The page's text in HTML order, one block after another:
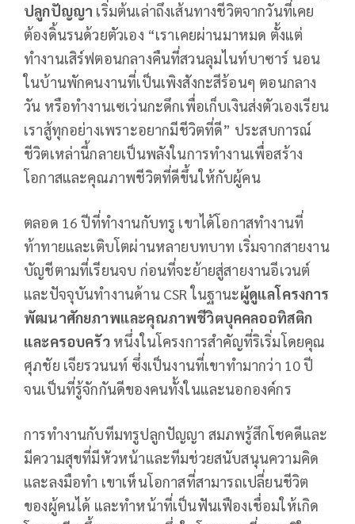
ปลูกปัญญา เริ่มต้นเล่าถึงเส้นทางชีวิตจากวันที่เคย
ต้องดิ้นรนด้วยตัวเอง “เราเคยผ่านมาหมด ตั้งแต่
ทำงานเสิร์ฟตอนกลางคืนที่สวนลุมไนท์บาซาร์ นอน
ในบ้านพักคนงานที่เป็นเพิงสังกะสีร้อนๆ ตอนกลาง
วัน หรือทำงานเซเว่นกะดึกเพื่อเก็บเงินส่งตัวเองเรียน
เราสู้ทุกอย่างเพราะอยากมีชีวิตที่ดี” ประสบการณ์
ชีวิตเหล่านี้กลายเป็นพลังในการทำงานเพื่อสร้าง
โอกาสและคุณภาพชีวิตที่ดีขึ้นให้กับผู้คน
ตลอด 16 ปีที่ทำงานกับทรู เขาได้โอกาสทำงานที่
ท้าทายและเติบโตผ่านหลายบทบาท เริ่มจากสายงาน
บัญชีตามที่เรียนจบ ก่อนที่จะย้ายสู่สายงานอีเวนต์
และปัจจุบันทำงานด้าน CSR ในฐานะผู้ดูแลโครงการ
พัฒนาศักยภาพและคุณภาพชีวิตบุคคลออทิสติก
และครอบครัวหนึ่งในโครงการสำคัญที่ริเริ่มโดยคุณ
ศุภชัย เจียรวนนท์ ซึ่งเป็นงานที่เขาทำมากว่า 10 ปี
จนเป็นที่รู้จักกันดีของคนทั้งในและนอกองค์กร
การทำงานกับทีมทรูปลูกปัญญา สมภพรู้สึกโชคดีและ
มีความสุขที่มีหัวหน้าและทีมช่วยสนับสนุนความคิด
และลงมือทำ เขาเห็นโอกาสที่สามารถเปลี่ยนชีวิต
ของผู้คนได้ และทำหน้าที่เป็นฟันเฟืองเชื่อมให้เกิด